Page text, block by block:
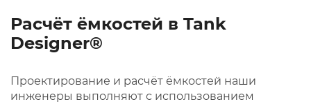
Расчёт ёмкостей в Tank
Designer®
Проектирование и расчёт ёмкостей наши
инженеры выполняют с использованием